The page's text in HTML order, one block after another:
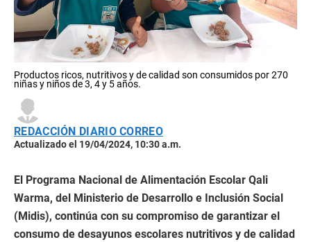
Productos ricos, nutritivos y de calidad son consumidos por 270
niñas y niños de 3, 4 y 5 años.
REDACCIÓN DIARIO CORREO
Actualizado el 19/04/2024, 10:30 a.m.
El Programa Nacional de Alimentación Escolar Qali
Warma, del Ministerio de Desarrollo e Inclusión Social
(Midis), continúa con su compromiso de garantizar el
consumo de desayunos escolares nutritivos y de calidad